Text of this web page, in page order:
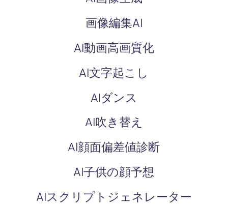
画像編集AI
AI動画高画質化
AI文字起こし
AIダンス
AI吹き替え
AI顔面偏差値診断
AI子供の顔予想
AIスクリプトジェネレーター